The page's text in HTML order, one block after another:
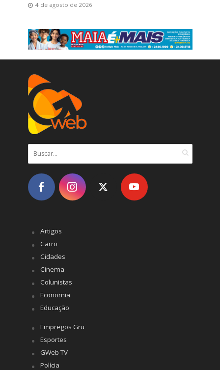
4 de agosto de 2026
Artigos
Carro
Cidades
Cinema
Colunistas
Economia
Educação
Empregos Gru
Esportes
GWeb TV
Polícia